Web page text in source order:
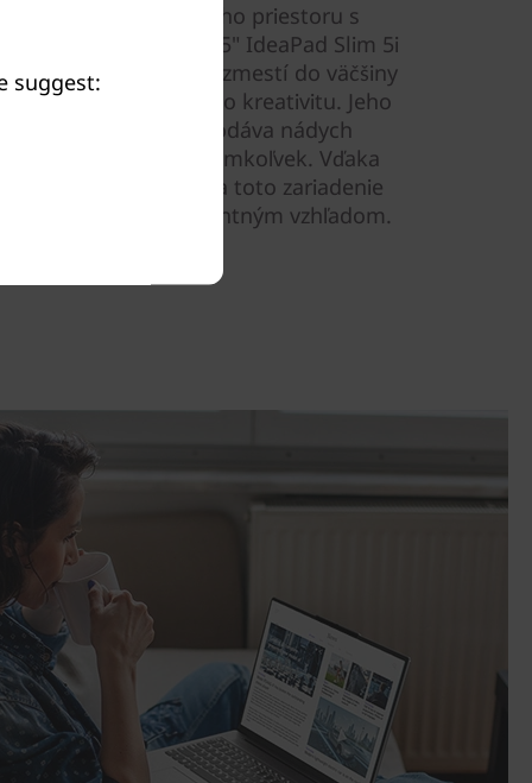
svojho pracovného priestoru s
notebookom. 15" IdeaPad Slim 5i
a ľahko sa zmestí do väčšiny
na prácu alebo kreativitu. Jeho
kovové šasi dodáva nádych
nech idete kamkoľvek. Vďaka
alebo Violet upúta toto zariadenie
jemným, elegantným vzhľadom.
suggest: